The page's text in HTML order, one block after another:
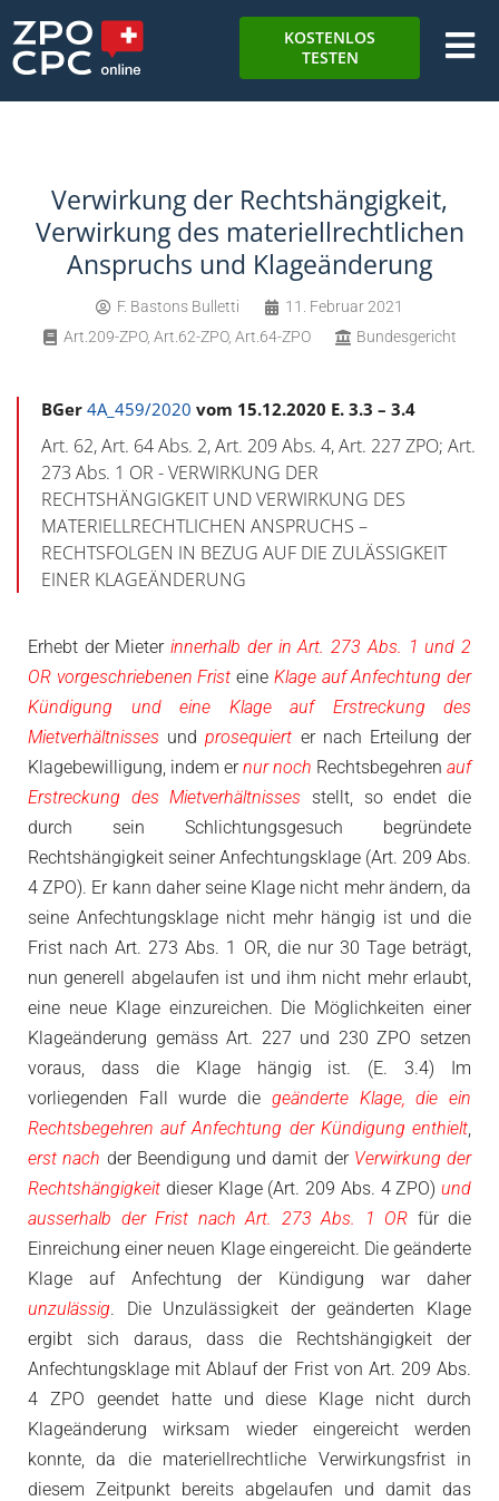
KOSTENLOS
TESTEN
Verwirkung der Rechtshängigkeit,
Verwirkung des materiellrechtlichen
Anspruchs und Klageänderung
F. Bastons Bulletti
11. Februar 2021
Art.209-ZPO, Art.62-ZPO, Art.64-ZPO Bundesgericht
BGer 4A_459/2020 vom 15.12.2020 E. 3.3 – 3.4
Art. 62, Art. 64 Abs. 2, Art. 209 Abs. 4, Art. 227 ZPO; Art.
273 Abs. 1 OR - VERWIRKUNG DER
RECHTSHÄNGIGKEIT UND VERWIRKUNG DES
MATERIELLRECHTLICHEN ANSPRUCHS –
RECHTSFOLGEN IN BEZUG AUF DIE ZULÄSSIGKEIT
EINER KLAGEÄNDERUNG
Erhebt der Mieterinnerhalb der in Art. 273 Abs. 1 und 2
OR vorgeschriebenen Frist eine Klage auf Anfechtung der
Kündigung und eine Klage auf Erstreckung des
Mietverhältnisses undprosequiert er nach Erteilung der
Klagebewilligung, indem ernur noch Rechtsbegehren auf
Erstreckung des Mietverhältnisses stellt, so endet die
durch sein Schlichtungsgesuch begründete
Rechtshängigkeit seiner Anfechtungsklage (Art. 209 Abs.
4 ZPO). Er kann daher seine Klage nicht mehr ändern, da
seine Anfechtungsklage nicht mehr hängig ist und die
Frist nach Art. 273 Abs. 1 OR, die nur 30 Tage beträgt,
nun generell abgelaufen ist und ihm nicht mehr erlaubt,
eine neue Klage einzureichen. Die Möglichkeiten einer
Klageänderung gemäss Art. 227 und 230 ZPO setzen
voraus, dass die Klage hängig ist. (E. 3.4) Im
vorliegenden Fall wurde die geänderte Klage, die ein
Rechtsbegehren auf Anfechtung der Kündigung enthielt,
erst nach der Beendigung und damit der Verwirkung der
Rechtshängigkeit dieser Klage (Art. 209 Abs. 4 ZPO) und
ausserhalb der Frist nach Art. 273 Abs. 1 OR für die
Einreichung einer neuen Klage eingereicht. Die geänderte
Klage auf Anfechtung der Kündigung war daher
unzulässig. Die Unzulässigkeit der geänderten Klage
ergibt sich daraus, dass die Rechtshängigkeit der
Anfechtungsklage mit Ablauf der Frist von Art. 209 Abs.
4 ZPO geendet hatte und diese Klage nicht durch
Klageänderung wirksam wieder eingereicht werden
konnte, da die materiellrechtliche Verwirkungsfrist in
diesem Zeitpunkt bereits abgelaufen und damit das